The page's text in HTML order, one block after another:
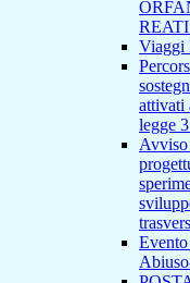
Viaggi
attivati
legge
Avviso